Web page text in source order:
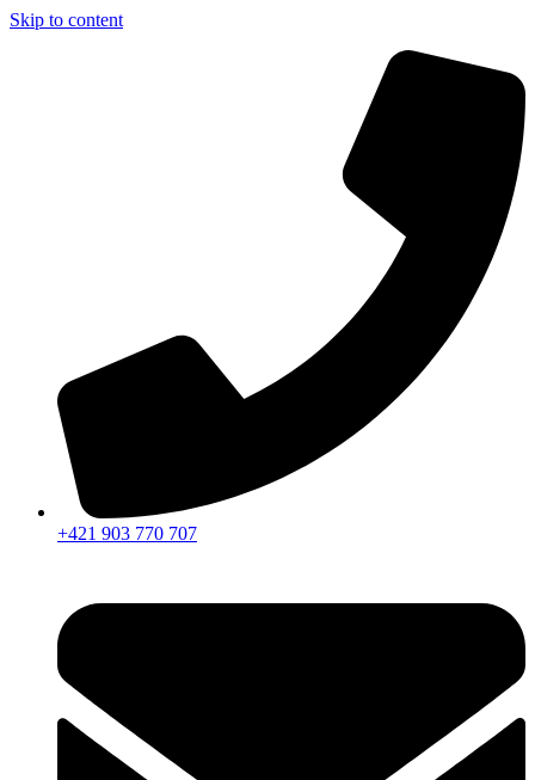
Skip to content
+421 903 770 707